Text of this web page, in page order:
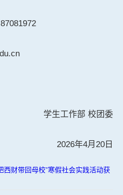
学生工作部 校团委
2026年4月20日
西财带回母校”寒假社会实践活动获